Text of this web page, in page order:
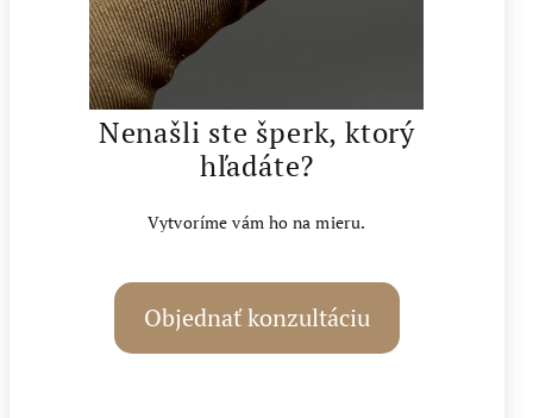
Nenašli ste šperk, ktorý
hľadáte?
Vytvoríme vám ho na mieru.
Objednať konzultáciu